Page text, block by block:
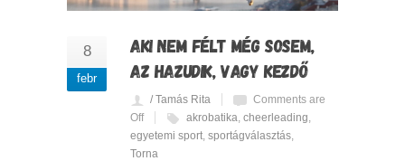
8
febr
AKI NEM FÉLT MÉG SOSEM,
AZ HAZUDIK, VAGY KEZDŐ
/ Tamás Rita
Comments are
Off
akrobatika, cheerleading,
egyetemi sport, sportágválasztás,
Torna